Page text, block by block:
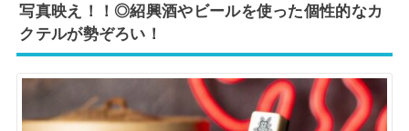
写真映え！！◎紹興酒やビールを使った個性的なカ
クテルが勢ぞろい！